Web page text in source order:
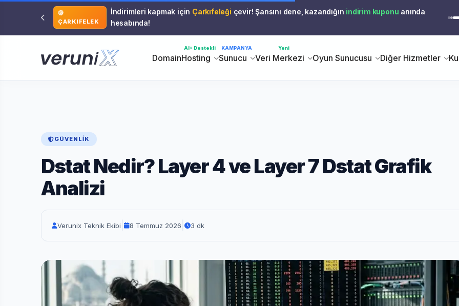
ÇARKIFELEK
İndirimleri kapmak için Çarkıfeleği çevir! Şansını dene, kazandığın indirim kuponu anında
hesabında!
Domain
AI+ Destekli
Hosting
KAMPANYA
Sunucu
Yeni
Veri Merkezi Oyun Sunucusu Diğer Hizmetler
GÜVENLIK
Dstat Nedir? Layer 4 ve Layer 7 Dstat Grafik
Analizi
Verunix Teknik Ekibi 8 Temmuz 2026 3 dk